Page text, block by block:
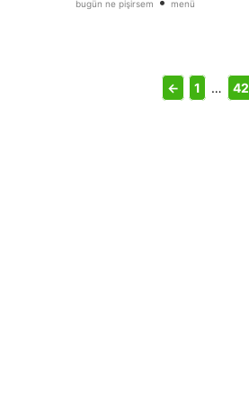
bugün ne pişirsem menü
← 1 … 42